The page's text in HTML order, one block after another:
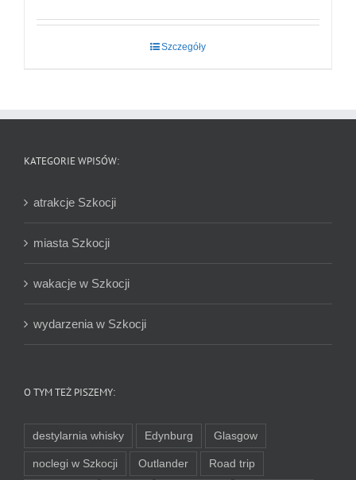
Szczegóły
KATEGORIE WPISÓW:
atrakcje Szkocji
miasta Szkocji
wakacje w Szkocji
wydarzenia w Szkocji
O TYM TEŻ PISZEMY:
destylarnia whisky Edynburg Glasgow
noclegi w Szkocji Outlander Road trip